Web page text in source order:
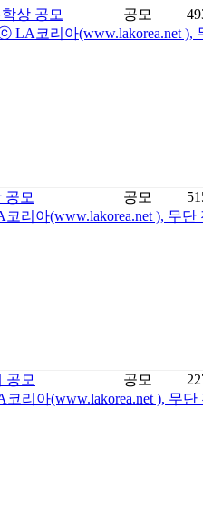
상 공모 공모
LA코리아(www.lakorea.net ),
공모 공모
리아(www.lakorea.net ), 무단
공모 공모
리아(www.lakorea.net ), 무단